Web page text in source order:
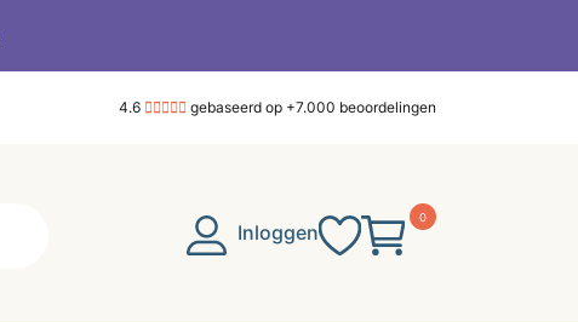
4.6 gebaseerd op +7.000 beoordelingen
Inloggen
0